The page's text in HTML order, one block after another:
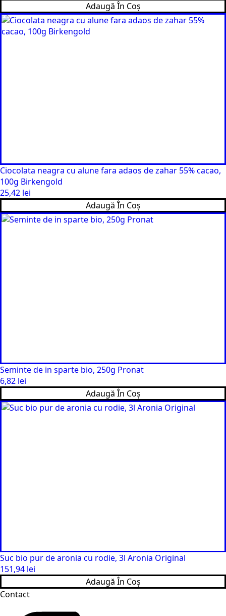
Adaugă În Coș
Ciocolata neagra cu alune fara adaos de zahar 55% cacao,
100g Birkengold
25,42 lei
Adaugă În Coș
Seminte de in sparte bio, 250g Pronat
6,82 lei
Adaugă În Coș
Suc bio pur de aronia cu rodie, 3l Aronia Original
151,94 lei
Adaugă În Coș
Contact